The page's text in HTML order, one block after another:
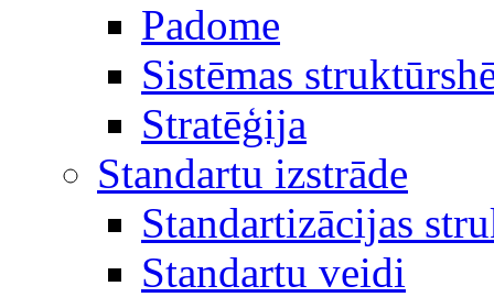
Padome
Sistēmas
Stratēģija
Standartu izstrāde
Standartizācijas
Standartu veidi